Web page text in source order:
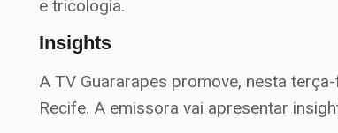
e tricologia.
Insights
A TV Guararapes promove, nesta
Recife. A emissora vai apresentar